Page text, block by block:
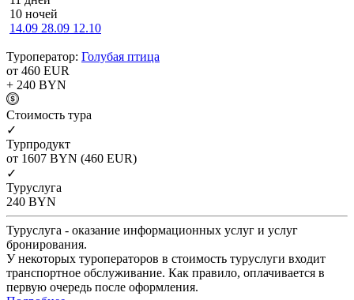
10 ночей
14.09 28.09 12.10
Туроператор: Голубая птица
от 460 EUR
+ 240 BYN
Cтоимость тура
✓
Турпродукт
от 1607 BYN (460 EUR)
✓
Туруслуга
240 BYN
Туруслуга - оказание информационных услуг и услуг
бронирования.
У некоторых туроператоров в стоимость туруслуги входит
транспортное обслуживание. Как правило, оплачивается в
первую очередь после оформления.